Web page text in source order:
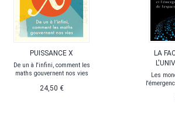
PUISSANCE X
De un à l'infini, comment les
maths gouvernent nos vies
24,50 €
LA
Les